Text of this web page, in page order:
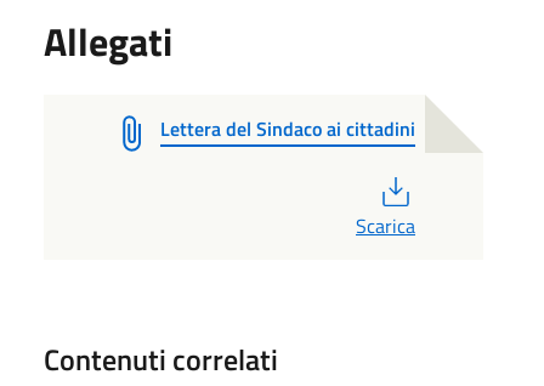
Allegati
Lettera del Sindaco ai cittadini
Scarica
Contenuti correlati